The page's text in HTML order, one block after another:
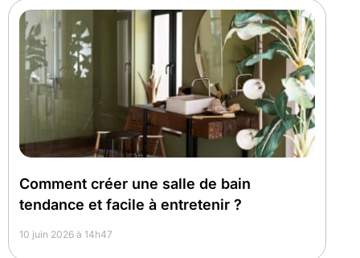
Comment créer une salle de bain
tendance et facile à entretenir ?
10 juin 2026 à 14h47